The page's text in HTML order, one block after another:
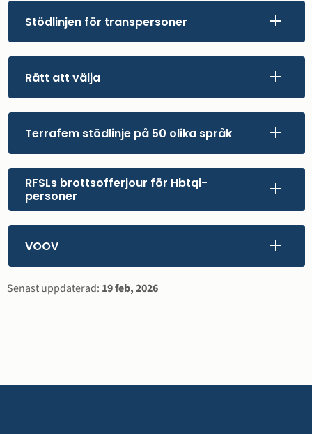
Stödlinjen för transpersoner
Rätt att välja
Terrafem stödlinje på 50 olika språk
RFSLs brottsofferjour för Hbtqi-
personer
VOOV
Sidinformation
Senast uppdaterad: 19 feb, 2026